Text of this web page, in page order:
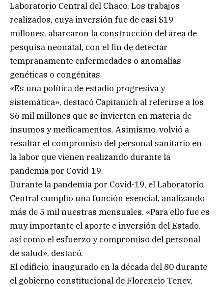
Laboratorio Central del Chaco. Los trabajos
realizados, cuya inversión fue de casi $19
millones, abarcaron la construcción del área de
pesquisa neonatal, con el fin de detectar
tempranamente enfermedades o anomalías
genéticas o congénitas.
«Es una política de estadio progresiva y
sistemática», destacó Capitanich al referirse a los
$6 mil millones que se invierten en materia de
insumos y medicamentos. Asimismo, volvió a
resaltar el compromiso del personal sanitario en
la labor que vienen realizando durante la
pandemia por Covid-19.
Durante la pandemia por Covid-19, el Laboratorio
Central cumplió una función esencial, analizando
más de 5 mil nuestras mensuales. «Para ello fue es
muy importante el aporte e inversión del Estado,
así como el esfuerzo y compromiso del personal
de salud», destacó.
El edificio, inaugurado en la década del 80 durante
el gobierno constitucional de Florencio Tenev,